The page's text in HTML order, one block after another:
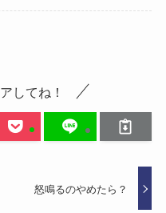
してね！
怒鳴るのやめたら？